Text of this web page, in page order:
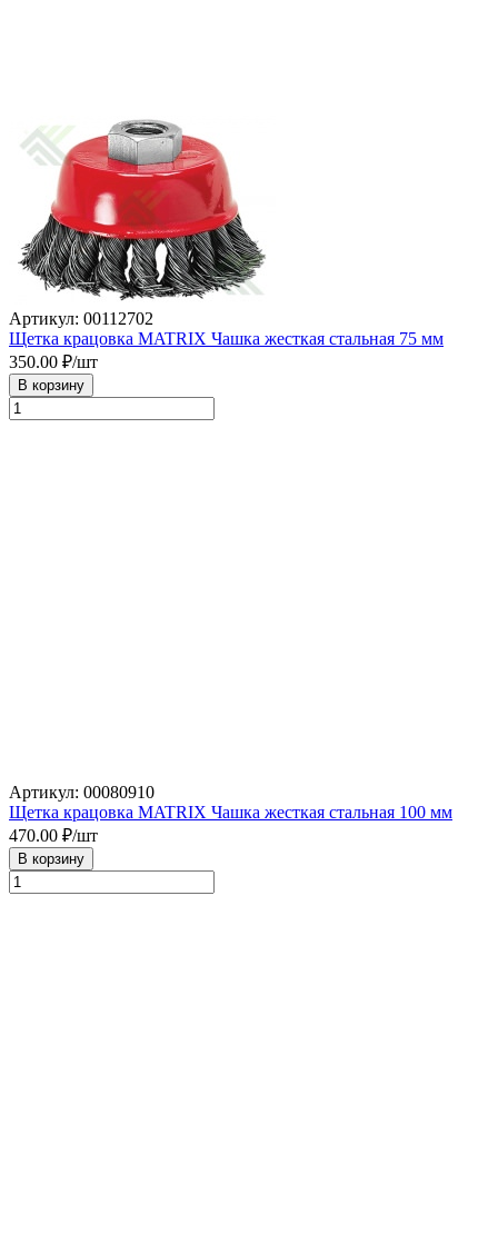
Артикул: 00112702
Щетка крацовка MATRIX Чашка жесткая стальная 75 мм
350.00 ₽/шт
В корзину
Артикул: 00080910
Щетка крацовка MATRIX Чашка жесткая стальная 100 мм
470.00 ₽/шт
В корзину